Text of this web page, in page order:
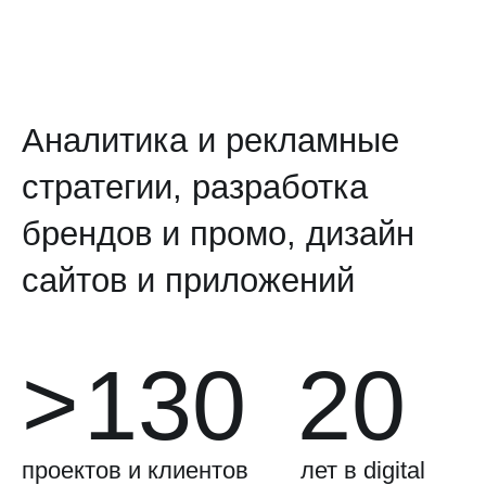
Аналитика и рекламные
стратегии, разработка
брендов и промо, дизайн
сайтов и приложений
>130
проектов и клиентов
20
лет в digital